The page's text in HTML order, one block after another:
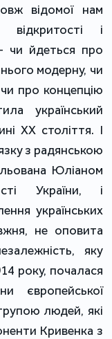
відомої нам
відкритості і
чи йдеться про
модерну, чи
про концепцію
український
ХХ століття. І
з радянською
Юліаном
України, і
українських
не оповита
яку
року, почалася
європейської
людей, які
Кривенка з